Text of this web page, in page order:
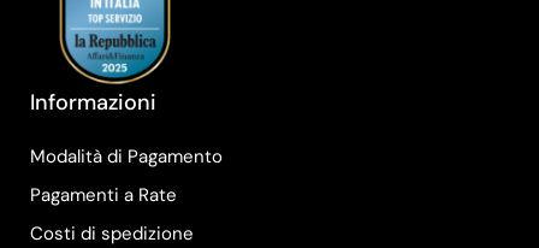
Informazioni
Modalità di Pagamento
Pagamenti a Rate
Costi di spedizione